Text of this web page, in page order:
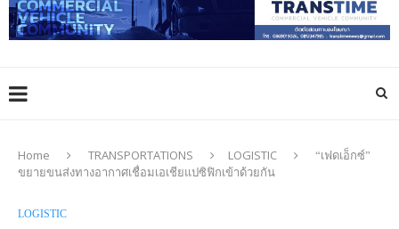
Home TRANSPORTATIONS LOGISTIC
“เฟดเอ็กซ์”
ขยายขนส่งทางอากาศเชื่อมเอเชียแปซิฟิกเข้าด้วยกัน
LOGISTIC